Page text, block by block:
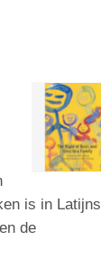
is in Latijns
de